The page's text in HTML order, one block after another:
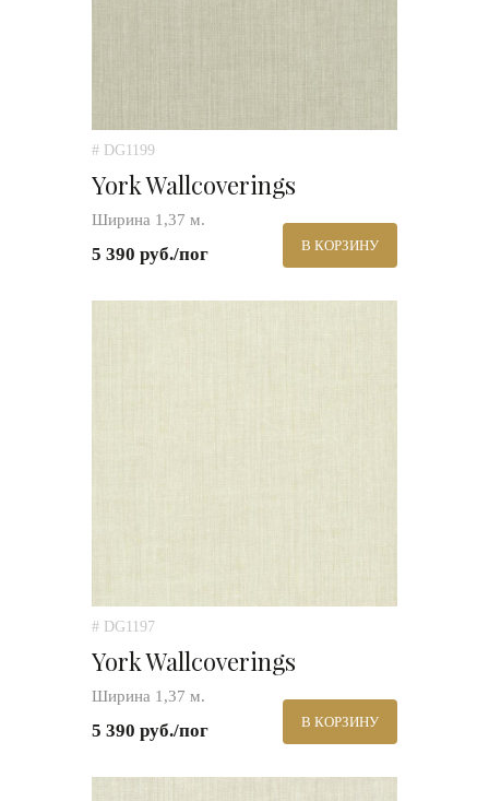
# DG1199
York Wallcoverings
Ширина 1,37 м.
5 390 руб./пог В КОРЗИНУ
# DG1197
York Wallcoverings
Ширина 1,37 м.
5 390 руб./пог В КОРЗИНУ